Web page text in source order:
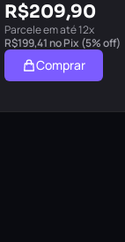
R$209,90
Parcele em até 12x
R$199,41 no Pix (5% off)
Comprar